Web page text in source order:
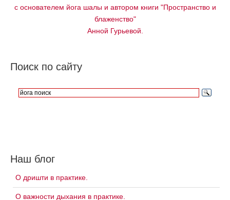
с основателем йога шалы и автором книги "Пространство и
блаженство"
Анной Гурьевой.
Поиск по сайту
Наш блог
О дришти в практике.
О важности дыхания в практике.